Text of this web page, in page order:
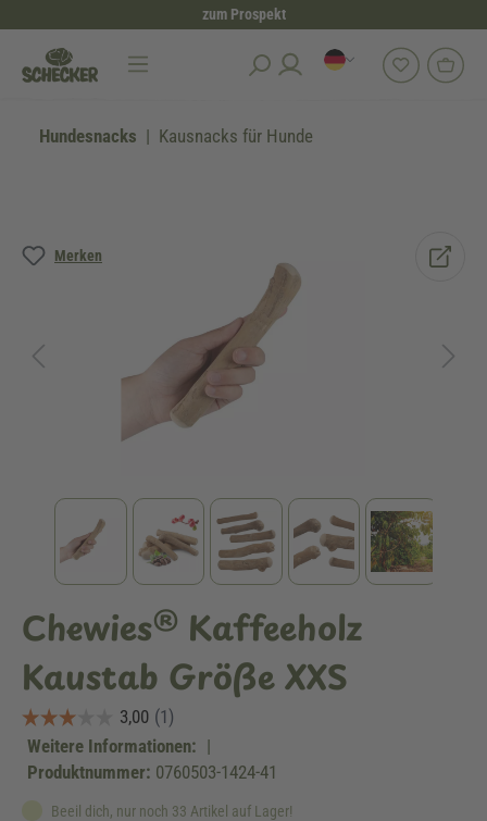
zum Prospekt
Hundesnacks Kausnacks für Hunde
Merken
Bildergalerie überspringen
Chewies® Kaffeeholz
Kaustab Größe XXS
Weitere Informationen: |
Produktnummer: 0760503-1424-41
Beeil dich, nur noch 33 Artikel auf Lager!